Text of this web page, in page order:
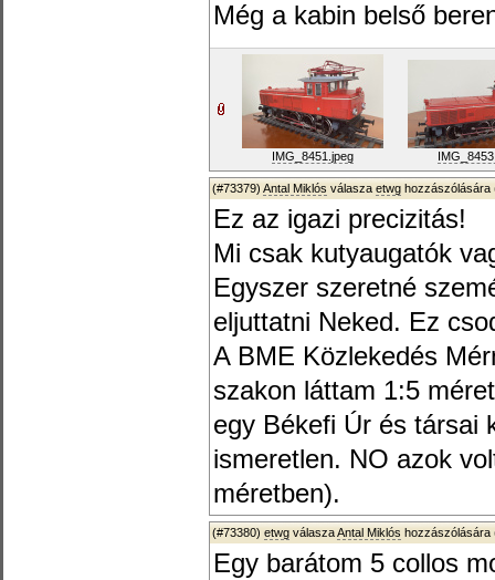
Még a kabin belső
IMG_8451.jpeg
(#73379) Antal Miklós válasza etwg hozzászólására
Ez az igazi precizitás!
Mi csak kutyaugatók
Egyszer szeretné
eljuttatni Neked. Ez
A BME Közlekedés
szakon láttam 1:5
egy Békefi Úr és társai
ismeretlen. NO azok
méretben).
(#73380) etwg válaszaAntal Miklós hozzászólására
Egy barátom 5 collos